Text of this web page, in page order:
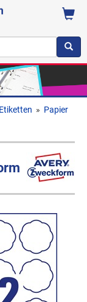
Etiketten » Papier